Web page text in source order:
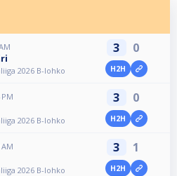
2026 B-lohko
3 0
H2H
2026 B-lohko
3 0
H2H
2026 B-lohko
3 1
H2H